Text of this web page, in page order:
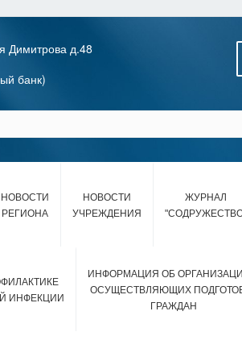
Димитрова д.48
банк)
НОВОСТИ
РЕГИОНА
НОВОСТИ
УЧРЕЖДЕНИЯ
ЖУРНАЛ
ИНФЕКЦИИ
ИНФОРМАЦИЯ ОБ
ОСУЩЕСТВЛЯЮЩИХ
ГРАЖДАН